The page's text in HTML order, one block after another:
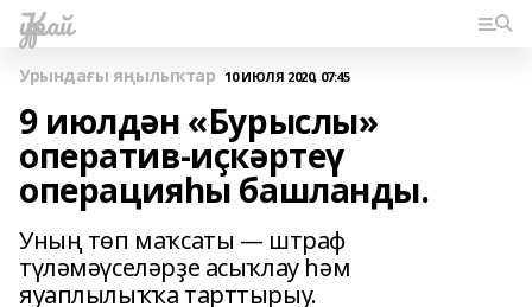
Ҡурай
Урындағы яңылыҡтар 10 ИЮЛЯ 2020, 07:45
9 июлдән «Бурыслы»
оператив-иҫкәртеү
операцияһы башланды.
Уның төп маҡсаты — штраф
түләмәүселәрҙе асыҡлау һәм
яуаплылыҡҡа тарттырыу.